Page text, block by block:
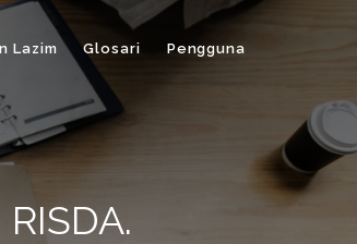
Lazim Glosari Pengguna